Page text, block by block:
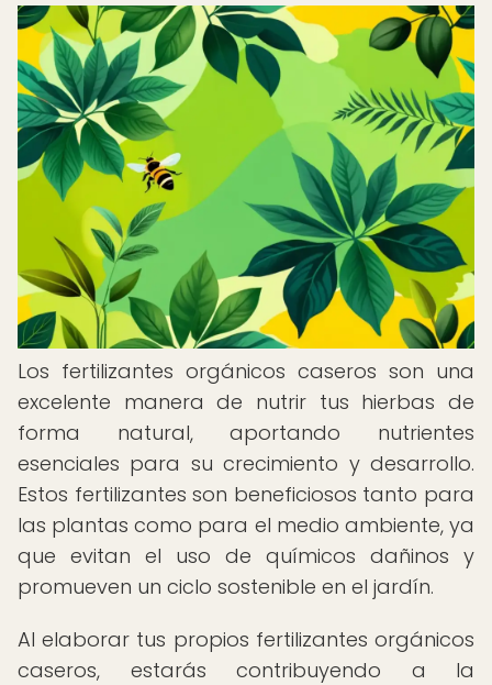
Los fertilizantes orgánicos caseros son una
excelente manera de nutrir tus hierbas de
forma natural, aportando nutrientes
esenciales para su crecimiento y desarrollo.
Estos fertilizantes son beneficiosos tanto para
las plantas como para el medio ambiente, ya
que evitan el uso de químicos dañinos y
promueven un ciclo sostenible en el jardín.
Al elaborar tus propios fertilizantes orgánicos
caseros, estarás contribuyendo a la